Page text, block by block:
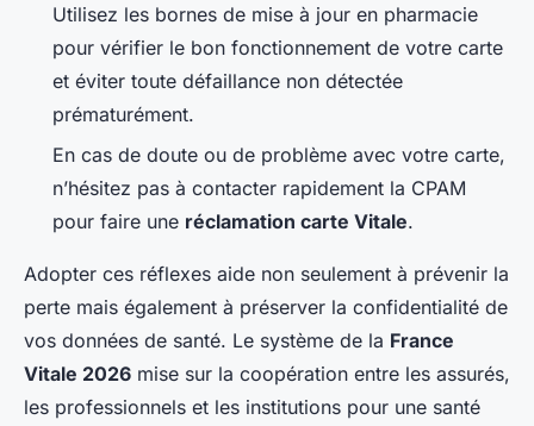
Utilisez les bornes de mise à jour en pharmacie
pour vérifier le bon fonctionnement de votre carte
et éviter toute défaillance non détectée
prématurément.
En cas de doute ou de problème avec votre carte,
n’hésitez pas à contacter rapidement la CPAM
pour faire une réclamation carte Vitale.
Adopter ces réflexes aide non seulement à prévenir la
perte mais également à préserver la confidentialité de
vos données de santé. Le système de la France
Vitale 2026 mise sur la coopération entre les assurés,
les professionnels et les institutions pour une santé